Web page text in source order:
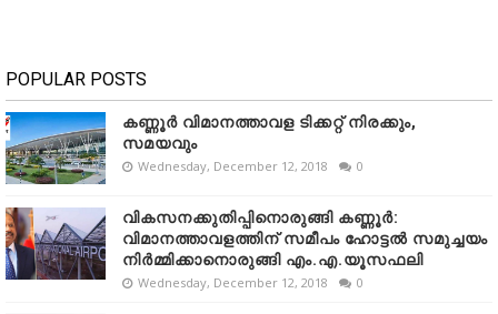
POPULAR POSTS
കണ്ണൂർ വിമാനത്താവള ടിക്കറ്റ് നിരക്കും,
സമയവും
Wednesday, December 12, 2018 0
വികസനക്കുതിപ്പിനൊരുങ്ങി കണ്ണൂർ:
വിമാനത്താവളത്തിന് സമീപം ഹോട്ടൽ സമുച്ചയം
നിർമ്മിക്കാനൊരുങ്ങി എം.എ.യൂസഫലി
Wednesday, December 12, 2018 0